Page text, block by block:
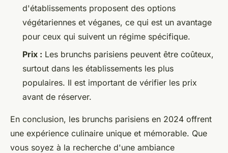
d'établissements proposent des options
végétariennes et véganes, ce qui est un avantage
pour ceux qui suivent un régime spécifique.
Prix : Les brunchs parisiens peuvent être coûteux,
surtout dans les établissements les plus
populaires. Il est important de vérifier les prix
avant de réserver.
En conclusion, les brunchs parisiens en 2024 offrent
une expérience culinaire unique et mémorable. Que
vous soyez à la recherche d'une ambiance